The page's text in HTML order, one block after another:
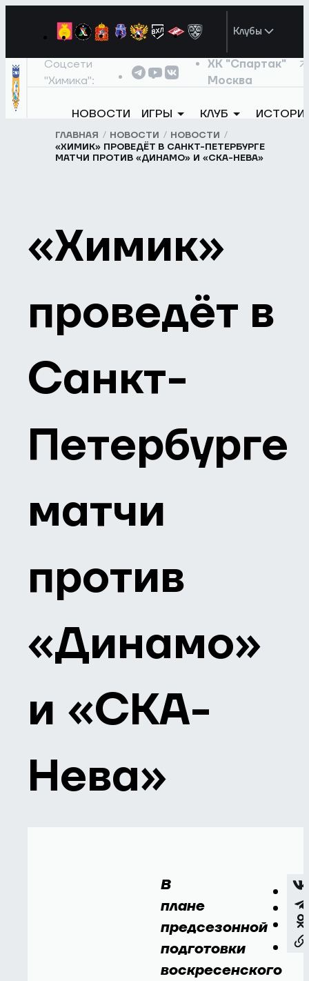
Клубы
Соцсети
"Химика":
ХК "Спартак"
Москва
НОВОСТИ ИГРЫ КЛУБ
ГЛАВНАЯ НОВОСТИ
НОВОСТИ
«ХИМИК» ПРОВЕДЁТ В САНКТ-ПЕТЕРБУРГЕ
МАТЧИ ПРОТИВ «ДИНАМО» И «СКА-НЕВА»
«Химик»
проведёт в
Санкт-
Петербурге
матчи
против
«Динамо»
и «СКА-
Нева»
В
плане
предсезонной
подготовки
воскресенского